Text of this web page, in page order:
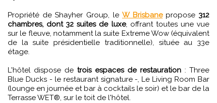
Propriété de Shayher Group, leW Brisbanepropose 312
chambres, dont 32 suites de luxe, offrant toutes une vue
sur le fleuve, notamment la suite Extreme Wow (équivalent
de la suite présidentielle traditionnelle), située au 33e
étage.
L'hôtel dispose de trois espaces de restauration : Three
Blue Ducks - le restaurant signature -, Le Living Room Bar
(lounge en journée et bar à cocktails le soir) et le bar de la
Terrasse WET®, sur le toit de l'hôtel.